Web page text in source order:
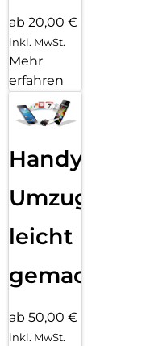
ab 20,00 €
inkl. MwSt.
Mehr
erfahren
Handy
Umzug
leicht
gemacht!
ab 50,00 €
inkl. MwSt.